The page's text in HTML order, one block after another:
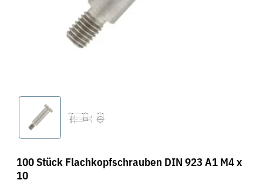
100 Stück Flachkopfschrauben DIN 923 A1 M4 x
10